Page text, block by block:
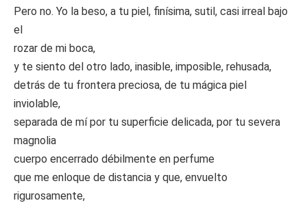
Pero no. Yo la beso, a tu piel, finísima, sutil, casi irreal bajo
el
rozar de mi boca,
y te siento del otro lado, inasible, imposible, rehusada,
detrás de tu frontera preciosa, de tu mágica piel
inviolable,
separada de mí por tu superficie delicada, por tu severa
magnolia
cuerpo encerrado débilmente en perfume
que me enloque de distancia y que, envuelto
rigurosamente,